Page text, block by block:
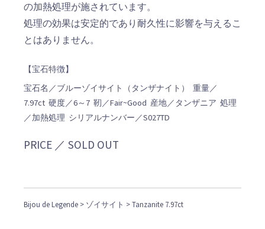
の加熱処理が施されています。
処理の効果は安定的であり耐久性に影響を与えるこ
とはありません。
【宝石特徴】
宝石名／ブルーゾイサイト（タンザナイト） 重量／
7.97ct 硬度／6～7 靭／Fair~Good 産地／タンザニア 処理
／加熱処理 シリアルナンバー／S027TD
PRICE ／ SOLD OUT
Bijou de Legende > ゾイサイト > Tanzanite 7.97ct